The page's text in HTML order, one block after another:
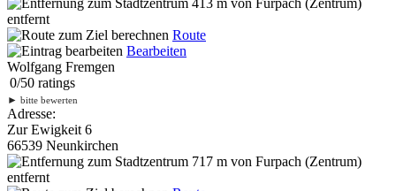
entfernt
Route
Bearbeiten
Wolfgang Fremgen
0/50 ratings
► bitte bewerten
Adresse:
Zur Ewigkeit 6
66539 Neunkirchen
717 m von Furpach (Zentrum)
entfernt